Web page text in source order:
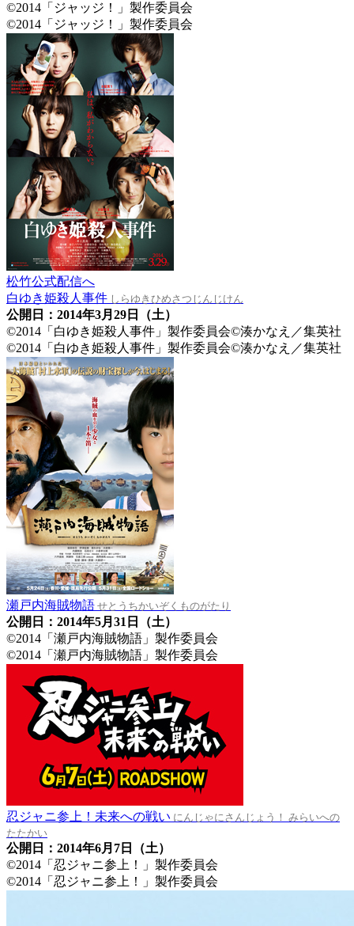
©2014「ジャッジ！」製作委員会
©2014「ジャッジ！」製作委員会
松竹公式配信へ
白ゆき姫殺人事件 しらゆきひめさつじんじけん
公開日：2014年3月29日（土）
©2014「白ゆき姫殺人事件」製作委員会©湊かなえ／集英社
©2014「白ゆき姫殺人事件」製作委員会©湊かなえ／集英社
瀬戸内海賊物語 せとうちかいぞくものがたり
公開日：2014年5月31日（土）
©2014「瀬戸内海賊物語」製作委員会
©2014「瀬戸内海賊物語」製作委員会
忍ジャニ参上！未来への戦い にんじゃにさんじょう！ みらいへの
たたかい
公開日：2014年6月7日（土）
©2014「忍ジャニ参上！」製作委員会
©2014「忍ジャニ参上！」製作委員会